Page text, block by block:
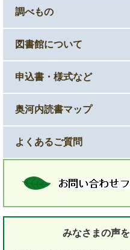
調べもの
図書館について
申込書・様式など
奥河内読書マップ
よくあるご質問
みなさまの声を